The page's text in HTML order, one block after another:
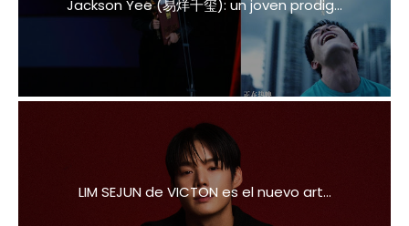
Jackson Yee (易烊千玺): un joven prodig...
LIM SEJUN de VICTON es el nuevo art...